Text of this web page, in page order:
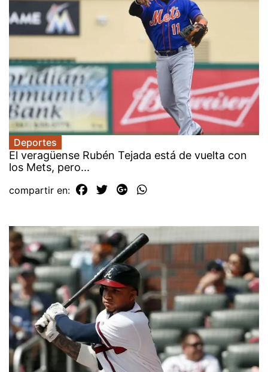
Deportes
El veragüense Rubén Tejada está de vuelta con
los Mets, pero...
compartir en: